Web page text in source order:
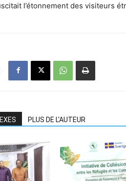
l’étonnement des visiteurs
PLUS DE L'AUTEUR